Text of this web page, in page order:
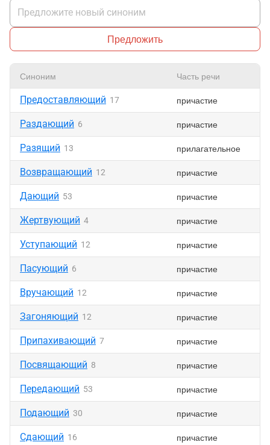
Предложить
Синоним Часть речи
Предоставляющий 17 причастие
Раздающий 6 причастие
Разящий 13 прилагательное
Возвращающий 12 причастие
Дающий 53 причастие
Жертвующий 4 причастие
Уступающий 12 причастие
Пасующий 6 причастие
Вручающий 12 причастие
Загоняющий 12 причастие
Припахивающий 7 причастие
Посвящающий 8 причастие
Передающий 53 причастие
Подающий 30 причастие
Сдающий 16 причастие